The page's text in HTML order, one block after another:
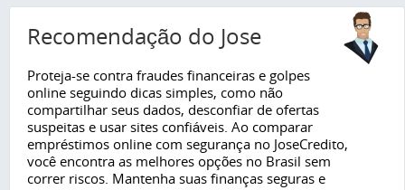
Recomendação do Jose
Proteja-se contra fraudes financeiras e golpes
online seguindo dicas simples, como não
compartilhar seus dados, desconfiar de ofertas
suspeitas e usar sites confiáveis. Ao comparar
empréstimos online com segurança no JoseCredito,
você encontra as melhores opções no Brasil sem
correr riscos. Mantenha suas finanças seguras e